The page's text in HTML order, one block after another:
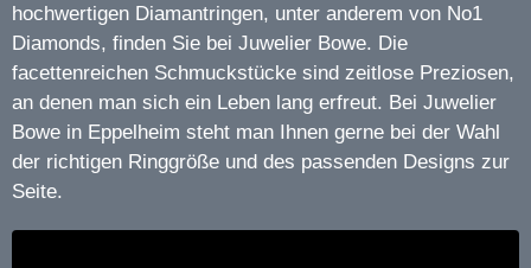
hochwertigen Diamantringen, unter anderem von No1
Diamonds, finden Sie bei Juwelier Bowe. Die
facettenreichen Schmuckstücke sind zeitlose Preziosen,
an denen man sich ein Leben lang erfreut. Bei Juwelier
Bowe in Eppelheim steht man Ihnen gerne bei der Wahl
der richtigen Ringgröße und des passenden Designs zur
Seite.